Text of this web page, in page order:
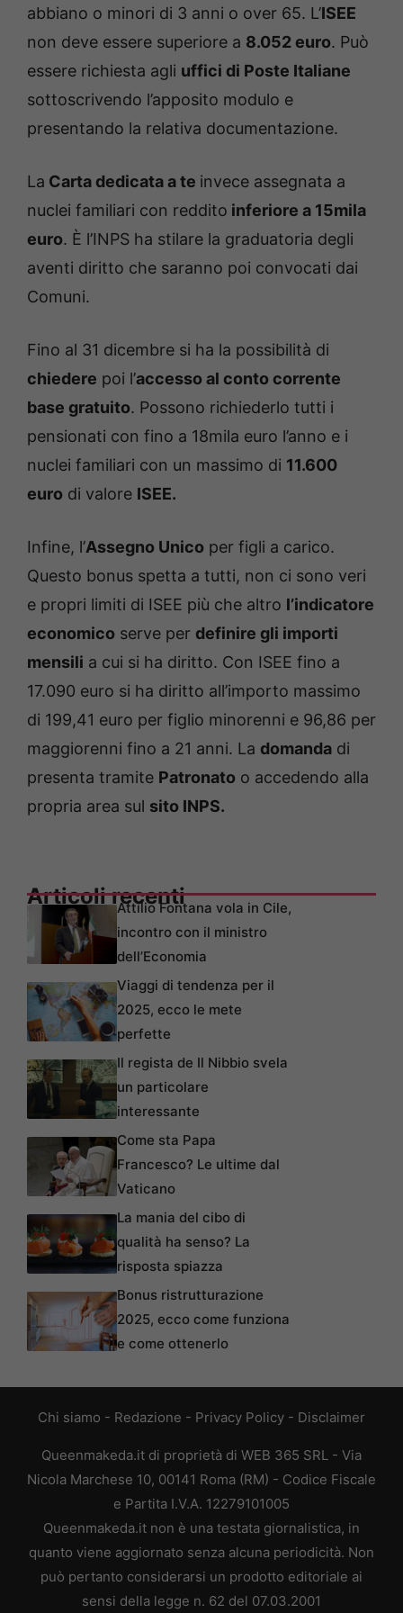
abbiano o minori di 3 anni o over 65. L’ISEE
non deve essere superiore a 8.052 euro. Può
essere richiesta agli uffici di Poste Italiane
sottoscrivendo l’apposito modulo e
presentando la relativa documentazione.
La Carta dedicata a te invece assegnata a
nuclei familiari con reddito inferiore a 15mila
euro. È l’INPS ha stilare la graduatoria degli
aventi diritto che saranno poi convocati dai
Comuni.
Fino al 31 dicembre si ha la possibilità di
chiedere poi l’accesso al conto corrente
base gratuito. Possono richiederlo tutti i
pensionati con fino a 18mila euro l’anno e i
nuclei familiari con un massimo di 11.600
euro di valore ISEE.
Infine, l’Assegno Unico per figli a carico.
Questo bonus spetta a tutti, non ci sono veri
e propri limiti di ISEE più che altro l’indicatore
economico serve per definire gli importi
mensili a cui si ha diritto. Con ISEE fino a
17.090 euro si ha diritto all’importo massimo
di 199,41 euro per figlio minorenni e 96,86 per
maggiorenni fino a 21 anni. La domanda di
presenta tramite Patronato o accedendo alla
propria area sul sito INPS.
Articoli recentiAttilio Fontana vola in Cile,
incontro con il ministro
dell’Economia
Viaggi di tendenza per il
2025, ecco le mete
perfette
Il regista de Il Nibbio svela
un particolare
interessante
Come sta Papa
Francesco? Le ultime dal
Vaticano
La mania del cibo di
qualità ha senso? La
risposta spiazza
Bonus ristrutturazione
2025, ecco come funziona
e come ottenerlo
Chi siamo - Redazione - Privacy Policy - Disclaimer
Queenmakeda.it di proprietà di WEB 365 SRL - Via
Nicola Marchese 10, 00141 Roma (RM) - Codice Fiscale
e Partita I.V.A. 12279101005
Queenmakeda.it non è una testata giornalistica, in
quanto viene aggiornato senza alcuna periodicità. Non
può pertanto considerarsi un prodotto editoriale ai
sensi della legge n. 62 del 07.03.2001